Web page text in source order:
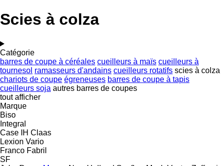
Scies à colza
Catégorie
barres de coupe à céréales cueilleurs à maïs cueilleurs à
tournesol ramasseurs d'andains cueilleurs rotatifs scies à colza
chariots de coupe égreneuses barres de coupe à tapis
cueilleurs soja autres barres de coupes
tout afficher
Marque
Biso
Integral
Case IH Claas
Lexion Vario
Franco Fabril
SF